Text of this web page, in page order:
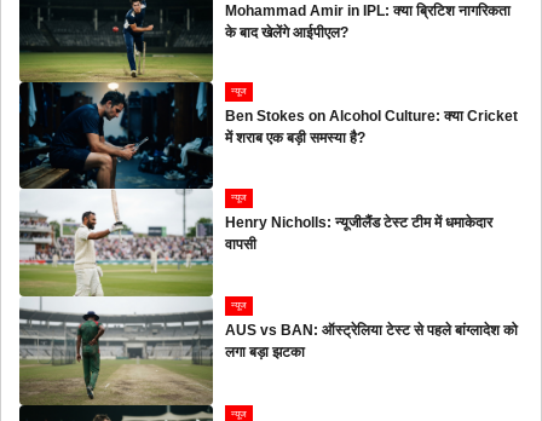
Mohammad Amir in IPL: क्या ब्रिटिश नागरिकता
के बाद खेलेंगे आईपीएल?
न्यूज
Ben Stokes on Alcohol Culture: क्या Cricket
में शराब एक बड़ी समस्या है?
न्यूज
Henry Nicholls: न्यूजीलैंड टेस्ट टीम में धमाकेदार
वापसी
न्यूज
AUS vs BAN: ऑस्ट्रेलिया टेस्ट से पहले बांग्लादेश को
लगा बड़ा झटका
न्यूज